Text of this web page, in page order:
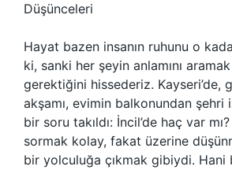
Düşünceleri
Hayat bazen insanın ruhunu o
ki, sanki her şeyin anlamını
gerektiğini hissederiz. Kayseri’de,
akşamı, evimin balkonundan şehri
bir soru takıldı: İncil’de haç var
sormak kolay, fakat üzerine
bir yolculuğa çıkmak gibiydi. Hani